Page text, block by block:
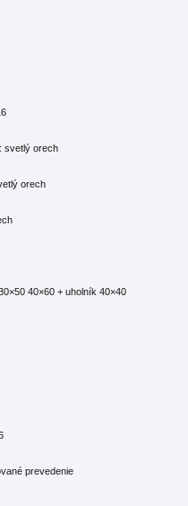
svetlý orech
orech
40×60 + uholník 40×40
prevedenie